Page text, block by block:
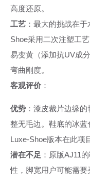
高度还原。
工艺 ：最大的挑战在
Shoe采用二次注塑工
易变黄（添加抗UV成
弯曲刚度。
客观评价 ：
优势 ：漆皮裁片边缘
整无毛边。鞋底的冰蓝
Luxe-Shoe版本在此项
潜在不足 ：原版AJ11
性，脚宽用户可能需